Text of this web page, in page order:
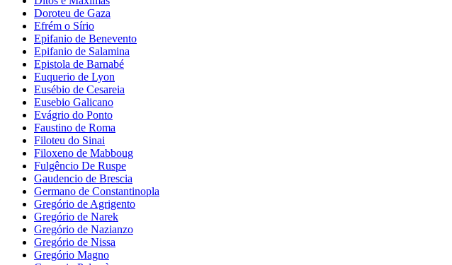
Doroteu de Gaza
Efrém o Sírio
Epifanio de Benevento
Epifanio de Salamina
Epistola de Barnabé
Euquerio de Lyon
Eusébio de Cesareia
Eusebio Galicano
Evágrio do Ponto
Faustino de Roma
Filoteu do Sinai
Filoxeno de Mabboug
Fulgêncio De Ruspe
Gaudencio de Brescia
Germano de Constantinopla
Gregório de Agrigento
Gregório de Narek
Gregório de Nazianzo
Gregório de Nissa
Gregório Magno